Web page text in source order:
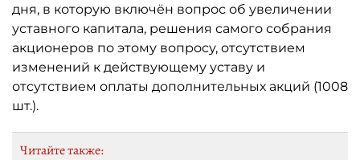
дня, в которую включён вопрос об увеличении
уставного капитала, решения самого собрания
акционеров по этому вопросу, отсутствием
изменений к действующему уставу и
отсутствием оплаты дополнительных акций (1008
шт.).
Читайте также: